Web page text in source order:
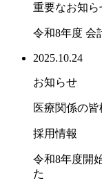
重要なお知ら
令和8年度 会
2025.10.24
お知らせ
医療関係の皆
採用情報
令和8年度開
た